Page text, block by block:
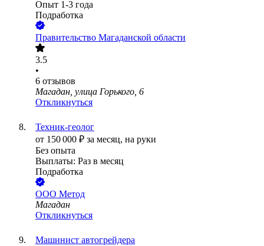
Опыт 1-3 года
Подработка
Правительство Магаданской области
3.5
•
6 отзывов
Магадан, улица Горького, 6
Откликнуться
Техник-геолог
от 150 000 ₽ за месяц, на руки
Без опыта
Выплаты: Раз в месяц
Подработка
ООО Метод
Магадан
Откликнуться
Машинист автогрейдера